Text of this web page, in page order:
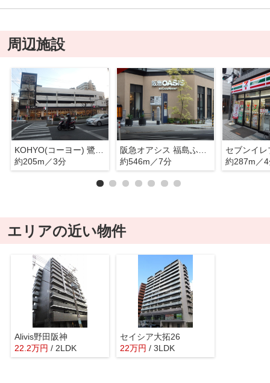
周辺施設
約205m／3分
約546m／7分
約287m／
エリアの近い物件
Alivis野田阪神
22.2万円 / 2LDK
セイシア大拓26
22万円 / 3LDK